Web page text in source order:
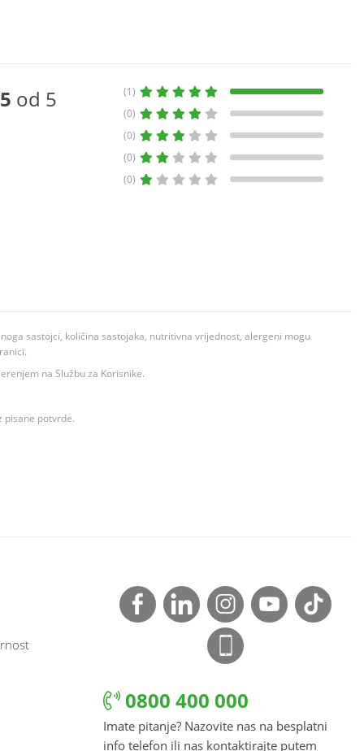
5 od 5
(1)
(0)
(0)
(0)
(0)
sastojci, količina sastojaka, nutritivna vrijednost, alergeni mogu
na Službu za Korisnike.
pisane potvrde.
0800 400 000
Imate pitanje? Nazovite nas na besplatni
info telefon ili nas kontaktirajte putem